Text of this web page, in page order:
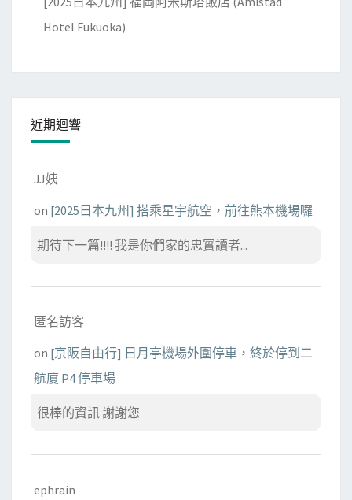
Hotel Fukuoka)
近期迴響
JJ姨
on [2025日本九州] 搭乘星宇航空，前往熊本機場囉
期待下一篇!!!! 我是你們家的忠實讀者...
匿名訪客
on [京阪自由行] 日月亭機場外圍停車，終於停到二
航廈 P4 停車場
很棒的資訊 謝謝您
ephrain